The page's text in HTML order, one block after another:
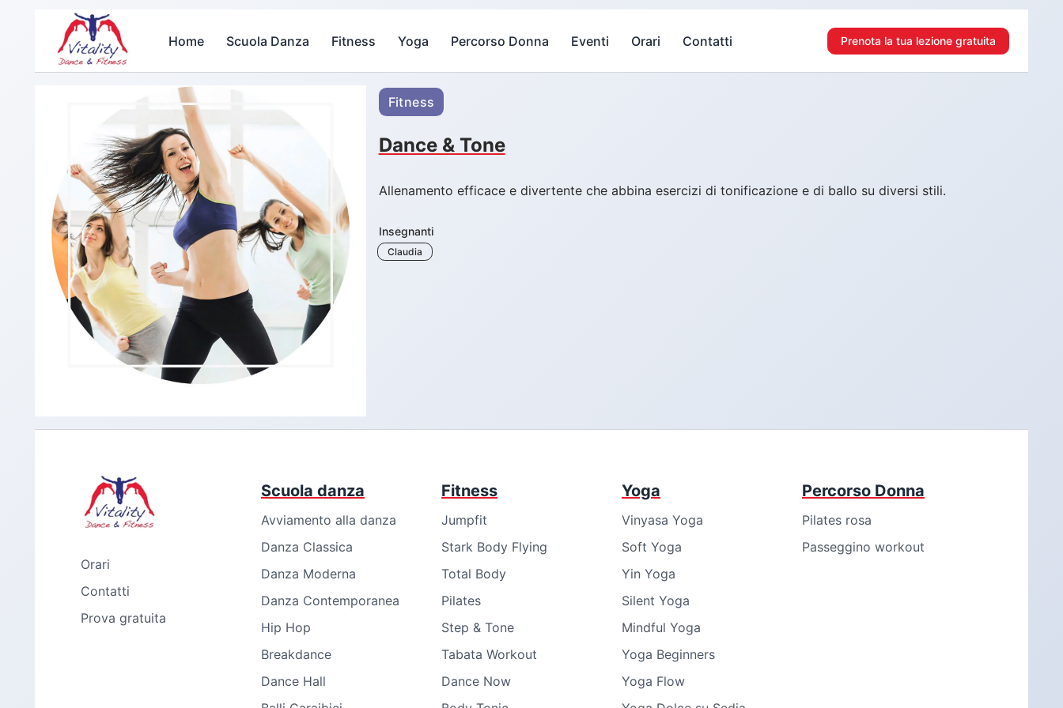
Home Scuola Danza Fitness Yoga Percorso Donna Eventi Orari Contatti Prenota la tua lezione gratuita
Fitness
Dance & Tone
Allenamento efficace e divertente che abbina esercizi di tonificazione e di ballo su diversi stili.
Insegnanti
Claudia
Orari
Contatti
Prova gratuita
Scuola danza
Avviamento alla danza
Danza Classica
Danza Moderna
Danza Contemporanea
Hip Hop
Breakdance
Dance Hall
Fitness
Jumpfit
Stark Body Flying
Total Body
Pilates
Step & Tone
Tabata Workout
Dance Now
Yoga
Vinyasa Yoga
Soft Yoga
Yin Yoga
Silent Yoga
Mindful Yoga
Yoga Beginners
Yoga Flow
Percorso Donna
Pilates rosa
Passeggino workout